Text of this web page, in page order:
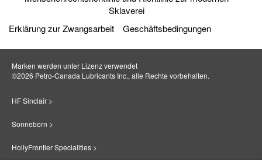
Sklaverei
Erklärung zur Zwangsarbeit
Geschäftsbedingungen
Marken werden unter Lizenz verwendet
©2026 Petro‐Canada Lubricants Inc., alle Rechte vorbehalten.
HF Sinclair >
Sonneborn >
HollyFrontier Specialities >